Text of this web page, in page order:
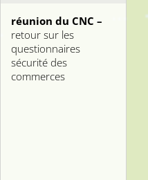
réunion du CNC –
retour sur les
questionnaires
sécurité des
commerces